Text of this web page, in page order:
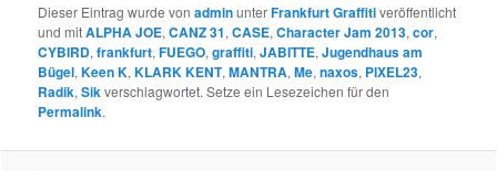
Dieser Eintrag wurde vonadminunterFrankfurt Graffitiveröffentlicht
und mitALPHA JOE,CANZ 31,CASE,Character Jam 2013,cor,
CYBIRD,frankfurt,FUEGO,graffiti,JABITTE,Jugendhaus am
Bügel,Keen K,KLARK KENT,MANTRA,Me,naxos, PIXEL23,
Radik,Sikverschlagwortet. Setze ein Lesezeichen für den
Permalink.